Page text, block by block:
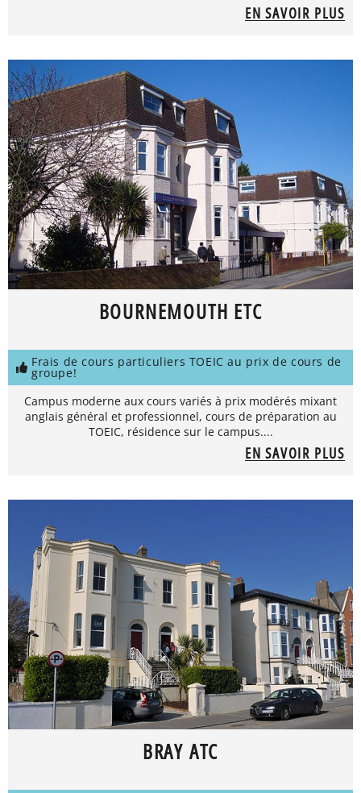
EN SAVOIR PLUS
BOURNEMOUTH ETC
Frais de cours particuliers TOEIC au prix de cours de
groupe!
Campus moderne aux cours variés à prix modérés mixant
anglais général et professionnel, cours de préparation au
TOEIC, résidence sur le campus....
EN SAVOIR PLUS
BRAY ATC